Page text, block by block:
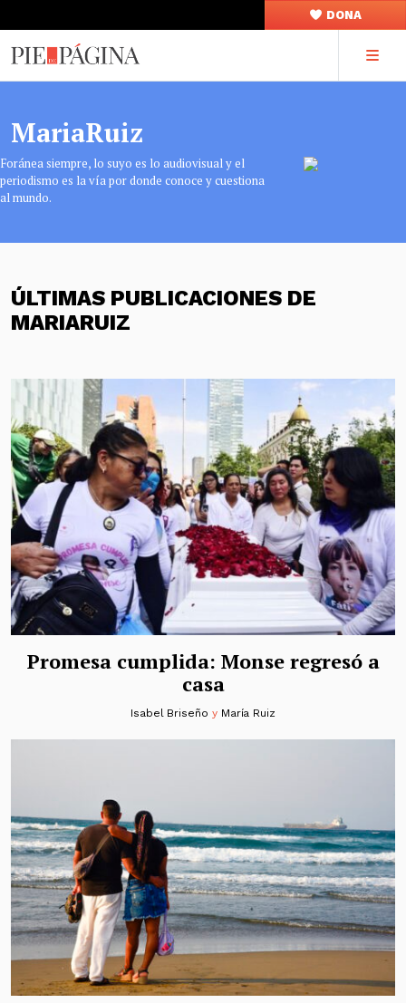
DONA
MariaRuiz
Foránea siempre, lo suyo es lo audiovisual y el
periodismo es la vía por donde conoce y cuestiona
al mundo.
ÚLTIMAS PUBLICACIONES DE
MARIARUIZ
Promesa cumplida: Monse regresó a
casa
Isabel Briseño y María Ruiz